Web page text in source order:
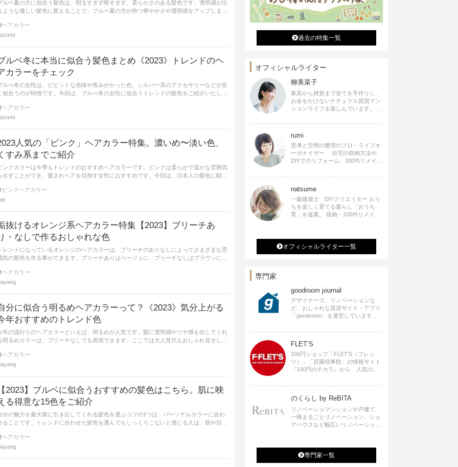
ルベ夏の方に似合う髪色は、明るすぎず暗すぎず、柔らかさのある髪色です。透明感が出
ような優しい髪色に変えることで、ブルベ夏の方が持つ華やかさや透明感をアップしま
ヘアカラー
ルベ冬に本当に似合う髪色まとめ《2023》トレンドのヘ
カラーをチェック
ルべ冬の女性は、ビビットな色味や青みがかった色、シルバー系のアクセサリーなどが良
似合うのが特徴です。今回は、ブルべ冬の女性に似合うトレンドの髪色をご紹介いたしま
ヘアカラー
人気の「ピンク」ヘアカラー特集。濃いめ〜淡い色、
すみ系までご紹介
ンクカラーは今季もトレンドのおすすめヘアカラーです。ピンクは柔らかで温かな雰囲気
出すことができ、愛されヘアを目指す女性におすすめです。今回は、日本人の髪色に馴染
ピンクヘアカラー
抜けるオレンジ系ヘアカラー特集【2023】ブリーチあ
・なしで作るおしゃれな色
レンドになっているオレンジのヘアカラーは、ブリーチのありなしによってさまざまな雰
気の髪色を作る事ができます。ブリーチありはベージュに、ブリーチなしはブラウンに色
ヘアカラー
分に似合う明るめヘアカラーって？《2023》気分上がる
年おすすめのトレンド色
年の流行りのヘアカラーといえば、明るめが人気です。髪に透明感やツヤ感を出してくれ
明るめカラーは、ブリーチなしでも表現できます。ここでは大人世代もおしゃれ見せして
ヘアカラー
2023】ブルベに似合うおすすめの髪色はこちら。肌に映
る得意な15色をご紹介
分の魅力を最大限に引き出してくれる髪色を選ぶコツの1つは、パーソナルカラーに合わ
ることです。トレンドに合わせた髪色を選んでもしっくりこないと感じる人は、肌や目の
ヘアカラー
過去の特集一覧
オフィシャルライター
柳美菜子
家具から雑貨まで全てを手作りし、
お金をかけないナチュラル賃貸マン
ションライフを楽しんでいます。 ハ
る著書も出版、また様々なメディア
でも執筆しています。
rumi
思考と空間の整理のプロ・ライフオ
ーガナイザー 自宅の収納方法や
DIYでのリフォーム、100均リメイク
ク、インテリアの記事の執筆、雑
プロデュース 2016年９月に宝島社
より【Rumiのおうち時間を楽しむイ
ンテリア】を出版しました。
natsume
一級建築士 DIYクリエイター おう
ちを楽しく育てる暮らし「おうち
育」を提案。 収納・100均リメイ
いアンティークな部屋つくり 雑誌
オフィシャルライター一覧
専門家
goodroom journal
デザイナーズ、リノベーションな
ど、おしゃれな賃貸サイト・アプリ
「goodroom」を運営しています。
り暮らしのアイディアなど、賃貸で
ヒントをお届けします。
FLET’S
100円ショップ「FLET’S（フレッ
ツ）」「百圓領事館」の情報サイト
『100円のチカラ』から、人気の記
のくらし by ReBITA
リノベーショマンションや戸建て、
一棟まるごとリノベーション、シェ
アハウスなど幅広いリノベーション
スなど、「住む」だけではなく「働
く」「遊ぶ」「学ぶ」「旅する」と
いった領域でも、暮らしや生き方を
専門家一覧